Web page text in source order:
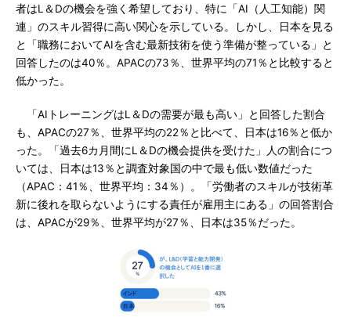
者はL＆Dの機会を強く希望しており、特に「AI（人工知能）関
連」のスキル習得に高い関心を示している。しかし、日本を見る
と「職務においてAIを含む最新技術を使う準備が整っている」と
回答したのは40％。APACの73％、世界平均の71％と比較すると
低かった。
「AIトレーニングはL＆Dの需要が最も高い」と回答した割合
も、APACの27％、世界平均の22％と比べて、日本は16％と低か
った。「過去6カ月間にL＆Dの機会提供を受けた」人の割合につ
いては、日本は13％と調査対象国の中で最も低い数値だった
（APAC：41％、世界平均：34％）。「労働者のスキルが技術革
新に後れを取らないようにする責任が雇用主にある」の回答割合
は、APACが29％、世界平均が27％、日本は35％だった。